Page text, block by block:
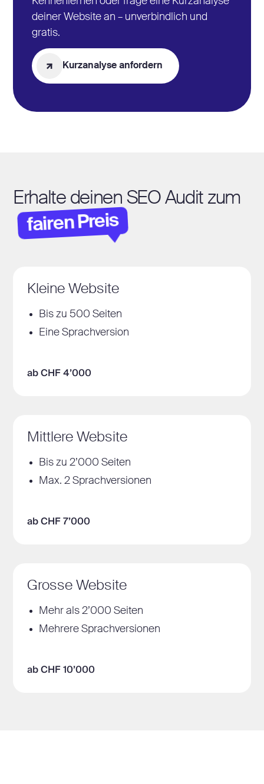
deiner Website an – unverbindlich und
gratis.
Kurzanalyse anfordern
Erhalte deinen SEO Audit zum
fairen Preis
Kleine Website
Bis zu 500 Seiten
Eine Sprachversion
ab CHF 4’000
Mittlere Website
Bis zu 2’000 Seiten
Max. 2 Sprachversionen
ab CHF 7’000
Grosse Website
Mehr als 2’000 Seiten
Mehrere Sprachversionen
ab CHF 10’000